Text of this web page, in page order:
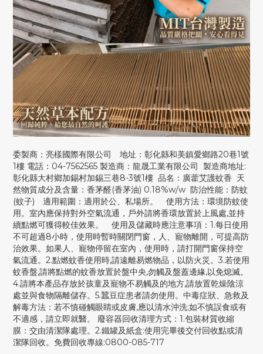
委製商：亮樣國際有限公司 地址：彰化縣和美鎮愛鄉路20巷1號
1樓 電話：04-7562565 製造商：龍晟工業有限公司 製造商地址:
彰化縣大村鄉加錫村加錫三巷8-3號1樓 品名：廣藿艾護蚊香 天
然物質成分及含量：香茅醛(香茅油) 0.18%w/w 防治性能：防蚊
(蚊子) 適用範圍：適用於公、私場所。 使用方法：環境防蚊使
用。室內應保持對外空氣流通，戶外請將香環放置於上風處,並持
續點燃可獲得較佳效果。 使用及儲藏時應注意事項：1.每日使用
不可超過8小時，使用時暫時關閉門窗，人、寵物離開，可提高防
治效果。如果人、寵物停留在室內，使用時，請打開門窗保持空
氣流通。2.點燃蚊香使用時,請遠離易燃物品，以防火災。3.若使用
蚊香盤,請將點燃的蚊香放置於盤中央,勿觸及盤蓋邊緣,以免熄滅。
4.請將本產品存放於孩童及寵物不易觸及的地方,請放置乾燥陰涼
處並與食物隔離儲存。5.蠶豆症患者請勿使用。中毒症狀、急救及
解毒方法：若不慎碰觸眼睛或皮膚,應以清水沖洗;如不慎誤食或有
不適感，請立即就醫。 廢容器回收清理方式：1.包裝材質收縮
膜：交由清潔隊處理。2.鐵罐及紙盒:使用完畢後交付回收點或清
潔隊回收。免費回收專線:0800-085-717